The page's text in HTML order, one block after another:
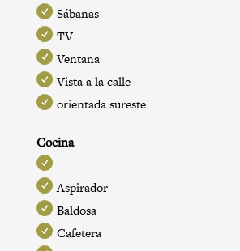
Sábanas
TV
Ventana
Vista a la calle
orientada sureste
Cocina
Aspirador
Baldosa
Cafetera